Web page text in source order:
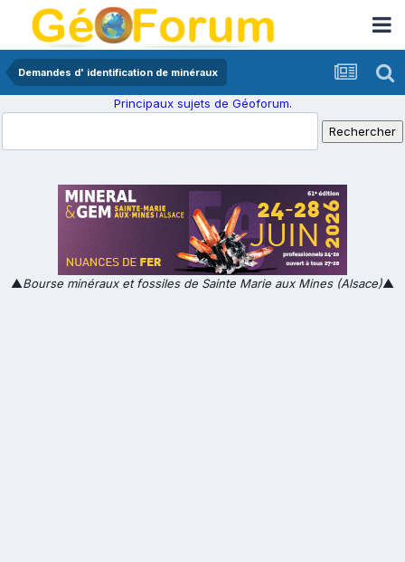
Demandes d' identification de minéraux
Principaux sujets de Géoforum.
▲Bourse minéraux et fossiles de Sainte Marie aux Mines (Alsace)▲